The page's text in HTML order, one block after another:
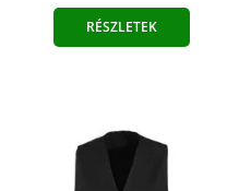
RÉSZLETEK